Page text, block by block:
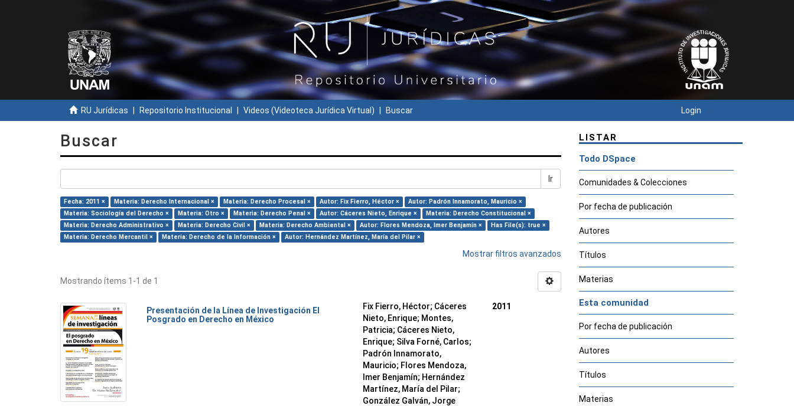
RU Jurídicas Repositorio Institucional Videos (Videoteca Jurídica Virtual) Buscar Login
Buscar
Ir
Fecha: 2011 × Materia: Derecho Internacional × Materia: Derecho Procesal × Autor: Fix Fierro, Héctor ×
Autor: Padrón Innamorato, Mauricio ×
Materia: Sociología del Derecho ×
Materia: Otro × Materia: Derecho Penal × Autor: Cáceres Nieto, Enrique ×
Materia: Derecho Constitucional ×
Materia: Derecho Administrativo ×
Materia: Derecho Civil × Materia: Derecho Ambiental × Autor: Flores Mendoza, Imer Benjamín ×
Has File(s): true ×
Materia: Derecho Mercantil ×
Materia: Derecho de la Información × Autor: Hernández Martínez, María del Pilar ×
Mostrar filtros avanzados
Mostrando ítems 1-1 de 1
Presentación de la Línea de Investigación El
Posgrado en Derecho en México
Fix Fierro, Héctor; Cáceres
Nieto, Enrique; Montes,
Patricia; Cáceres Nieto,
Enrique; Silva Forné, Carlos;
Padrón Innamorato,
Mauricio; Flores Mendoza,
Imer Benjamín; Hernández
Martínez, María del Pilar;
González Galván, Jorge
2011
LISTAR
Todo DSpace
Comunidades & Colecciones
Por fecha de publicación
Autores
Títulos
Materias
Esta comunidad
Por fecha de publicación
Autores
Títulos
Materias